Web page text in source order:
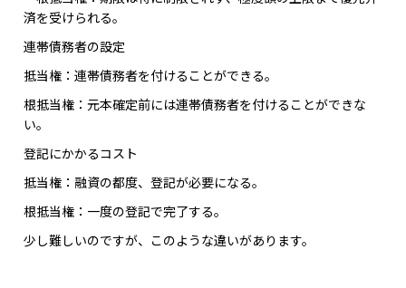
済を受けられる。
連帯債務者の設定
抵当権：連帯債務者を付けることができる。
根抵当権：元本確定前には連帯債務者を付けることができな
い。
登記にかかるコスト
抵当権：融資の都度、登記が必要になる。
根抵当権：一度の登記で完了する。
少し難しいのですが、このような違いがあります。